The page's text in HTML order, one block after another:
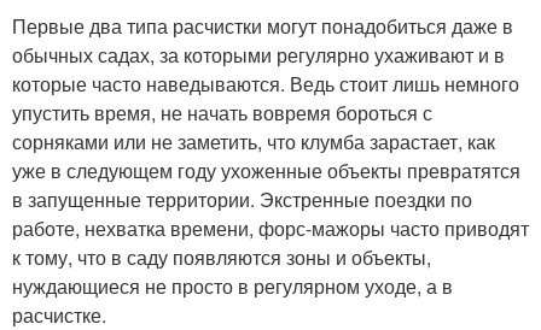
Первые два типа расчистки могут понадобиться даже в
обычных садах, за которыми регулярно ухаживают и в
которые часто наведываются. Ведь стоит лишь немного
упустить время, не начать вовремя бороться с
сорняками или не заметить, что клумба зарастает, как
уже в следующем году ухоженные объекты превратятся
в запущенные территории. Экстренные поездки по
работе, нехватка времени, форс-мажоры часто приводят
к тому, что в саду появляются зоны и объекты,
нуждающиеся не просто в регулярном уходе, а в
расчистке.